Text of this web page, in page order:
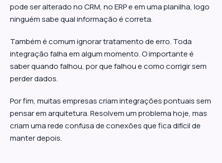
pode ser alterado no CRM, no ERP e em uma planilha, logo
ninguém sabe qual informação é correta.
Também é comum ignorar tratamento de erro. Toda
integração falha em algum momento. O importante é
saber quando falhou, por que falhou e como corrigir sem
perder dados.
Por fim, muitas empresas criam integrações pontuais sem
pensar em arquitetura. Resolvem um problema hoje, mas
criam uma rede confusa de conexões que fica difícil de
manter depois.